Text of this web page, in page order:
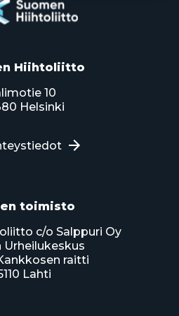
Hiihtoliitto
10
Helsinki
toimisto
c/o Salppuri Oy
Urheilukeskus
raitti
Lahti